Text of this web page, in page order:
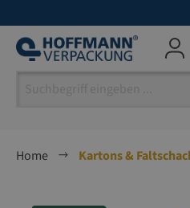
Home
Kartons &